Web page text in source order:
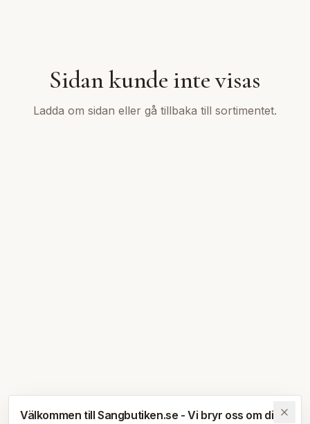
Sidan kunde inte visas
Ladda om sidan eller gå tillbaka till sortimentet.
Välkommen till Sangbutiken.se - Vi bryr oss om din